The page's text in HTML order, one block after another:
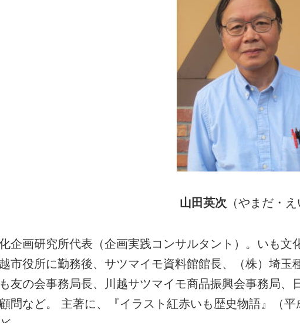
山田英次 （やまだ・え
企画研究所代表（企画実践コンサルタント）。いも文
市役所に勤務後、サツマイモ資料館館長、（株）埼玉
友の会事務局長、川越サツマイモ商品振興会事務局
顧問など。 主著に、『イラスト紅赤いも歴史物語』（